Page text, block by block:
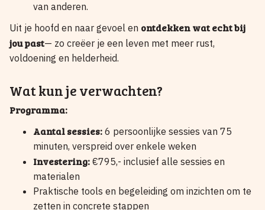
van anderen.
Uit je hoofd en naar gevoel en ontdekken wat echt bij
jou past— zo creëer je een leven met meer rust,
voldoening en helderheid.
Wat kun je verwachten?
Programma:
Aantal sessies: 6 persoonlijke sessies van 75
minuten, verspreid over enkele weken
Investering: €795,- inclusief alle sessies en
materialen
Praktische tools en begeleiding om inzichten om te
zetten in concrete stappen